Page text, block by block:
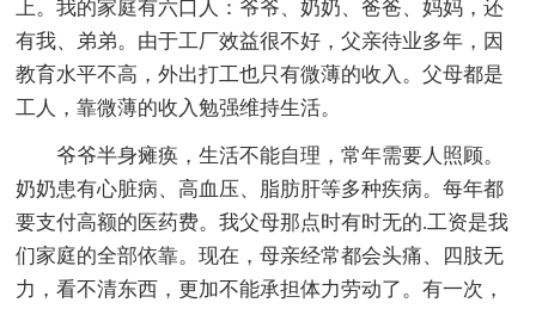
上。我的家庭有六口人：爷爷、奶奶、爸爸、妈妈，还
有我、弟弟。由于工厂效益很不好，父亲待业多年，因
教育水平不高，外出打工也只有微薄的收入。父母都是
工人，靠微薄的收入勉强维持生活。
爷爷半身瘫痪，生活不能自理，常年需要人照顾。
奶奶患有心脏病、高血压、脂肪肝等多种疾病。每年都
要支付高额的医药费。我父母那点时有时无的.工资是我
们家庭的全部依靠。现在，母亲经常都会头痛、四肢无
力，看不清东西，更加不能承担体力劳动了。有一次，